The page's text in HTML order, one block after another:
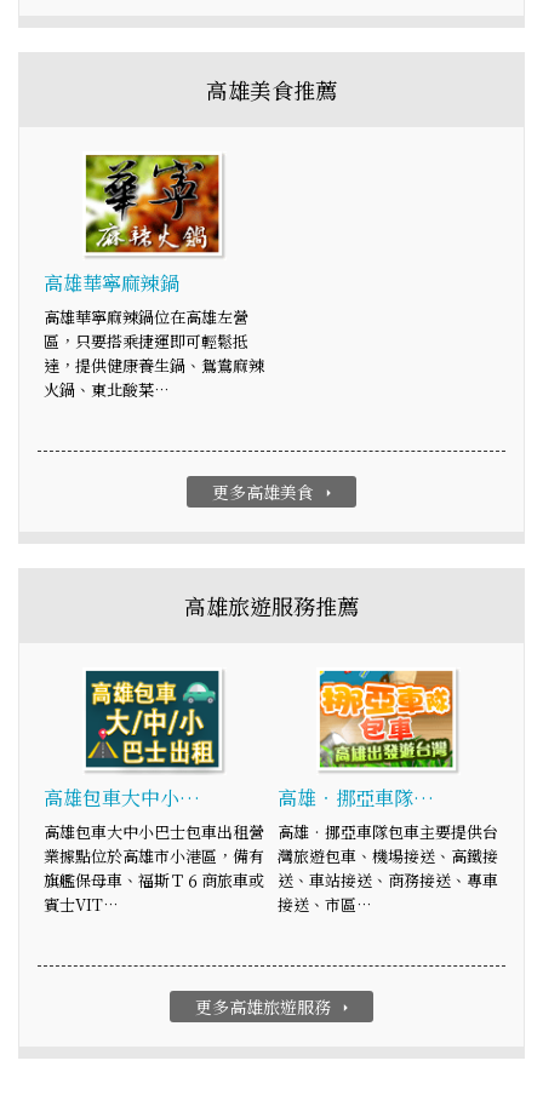
高雄美食推薦
高雄華寧麻辣鍋
高雄華寧麻辣鍋位在高雄左營
區，只要搭乘捷運即可輕鬆抵
達，提供健康養生鍋、鴛鴦麻辣
火鍋、東北酸菜…
更多高雄美食 arrow_right
高雄旅遊服務推薦
高雄包車大中小…
高雄包車大中小巴士包車出租營
業據點位於高雄市小港區，備有
旗艦保母車、福斯Ｔ６商旅車或
賓士VIT…
高雄‧挪亞車隊…
高雄‧挪亞車隊包車主要提供台
灣旅遊包車、機場接送、高鐵接
送、車站接送、商務接送、專車
接送、市區…
更多高雄旅遊服務 arrow_right